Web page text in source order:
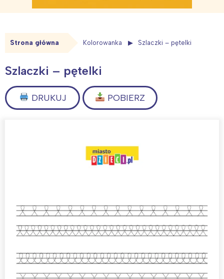
Strona główna Kolorowanka Szlaczki – pętelki
Szlaczki – pętelki
DRUKUJ POBIERZ